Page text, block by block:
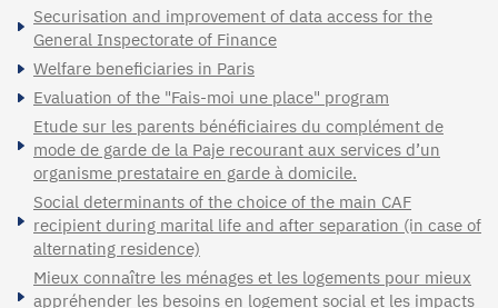
Securisation and improvement of data access for the
General Inspectorate of Finance
Welfare beneficiaries in Paris
Evaluation of the "Fais-moi une place" program
Etude sur les parents bénéficiaires du complément de
mode de garde de la Paje recourant aux services d’un
organisme prestataire en garde à domicile.
Social determinants of the choice of the main CAF
recipient during marital life and after separation (in case of
alternating residence)
Mieux connaître les ménages et les logements pour mieux
appréhender les besoins en logement social et les impacts